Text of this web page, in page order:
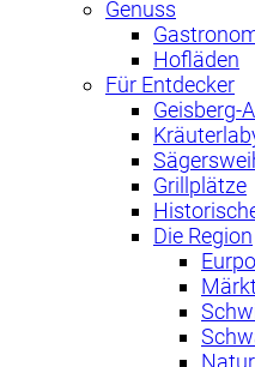
Genuss
Hofläden
Für Entdecker
Geisberg-
Grillplätze
Die Region